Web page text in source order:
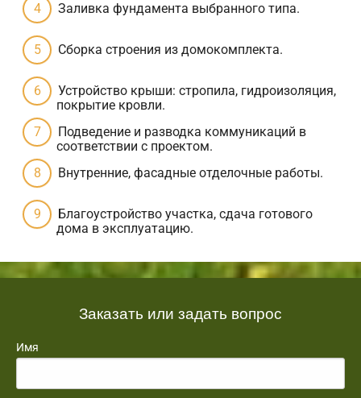
Заливка фундамента выбранного типа.
Сборка строения из домокомплекта.
Устройство крыши: стропила, гидроизоляция,
покрытие кровли.
Подведение и разводка коммуникаций в
соответствии с проектом.
Внутренние, фасадные отделочные работы.
Благоустройство участка, сдача готового
дома в эксплуатацию.
Заказать или задать вопрос
Имя